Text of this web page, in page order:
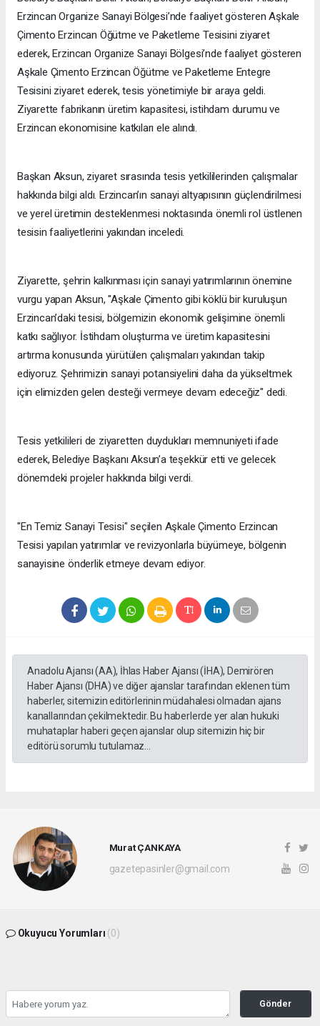
Erzincan Organize Sanayi Bölgesi’nde faaliyet gösteren Aşkale
Çimento Erzincan Öğütme ve Paketleme Tesisini ziyaret
ederek, Erzincan Organize Sanayi Bölgesi’nde faaliyet gösteren
Aşkale Çimento Erzincan Öğütme ve Paketleme Entegre
Tesisini ziyaret ederek, tesis yönetimiyle bir araya geldi.
Ziyarette fabrikanın üretim kapasitesi, istihdam durumu ve
Erzincan ekonomisine katkıları ele alındı.
Başkan Aksun, ziyaret sırasında tesis yetkililerinden çalışmalar
hakkında bilgi aldı. Erzincan’ın sanayi altyapısının güçlendirilmesi
ve yerel üretimin desteklenmesi noktasında önemli rol üstlenen
tesisin faaliyetlerini yakından inceledi.
Ziyarette, şehrin kalkınması için sanayi yatırımlarının önemine
vurgu yapan Aksun, "Aşkale Çimento gibi köklü bir kuruluşun
Erzincan’daki tesisi, bölgemizin ekonomik gelişimine önemli
katkı sağlıyor. İstihdam oluşturma ve üretim kapasitesini
artırma konusunda yürütülen çalışmaları yakından takip
ediyoruz. Şehrimizin sanayi potansiyelini daha da yükseltmek
için elimizden gelen desteği vermeye devam edeceğiz" dedi.
Tesis yetkilileri de ziyaretten duydukları memnuniyeti ifade
ederek, Belediye Başkanı Aksun’a teşekkür etti ve gelecek
dönemdeki projeler hakkında bilgi verdi.
"En Temiz Sanayi Tesisi" seçilen Aşkale Çimento Erzincan
Tesisi yapılan yatırımlar ve revizyonlarla büyümeye, bölgenin
sanayisine önderlik etmeye devam ediyor.
Anadolu Ajansı (AA), İhlas Haber Ajansı (İHA), Demirören
Haber Ajansı (DHA) ve diğer ajanslar tarafından eklenen tüm
haberler, sitemizin editörlerinin müdahalesi olmadan ajans
kanallarından çekilmektedir. Bu haberlerde yer alan hukuki
muhataplar haberi geçen ajanslar olup sitemizin hiç bir
editörü sorumlu tutulamaz...
Murat ÇANKAYA
gazetepasinler@gmail.com
Okuyucu Yorumları (0)
Gönder